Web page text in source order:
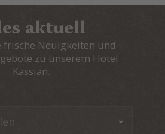
aktuell
frische Neuigkeiten und
zu unserem Hotel
Kassian.